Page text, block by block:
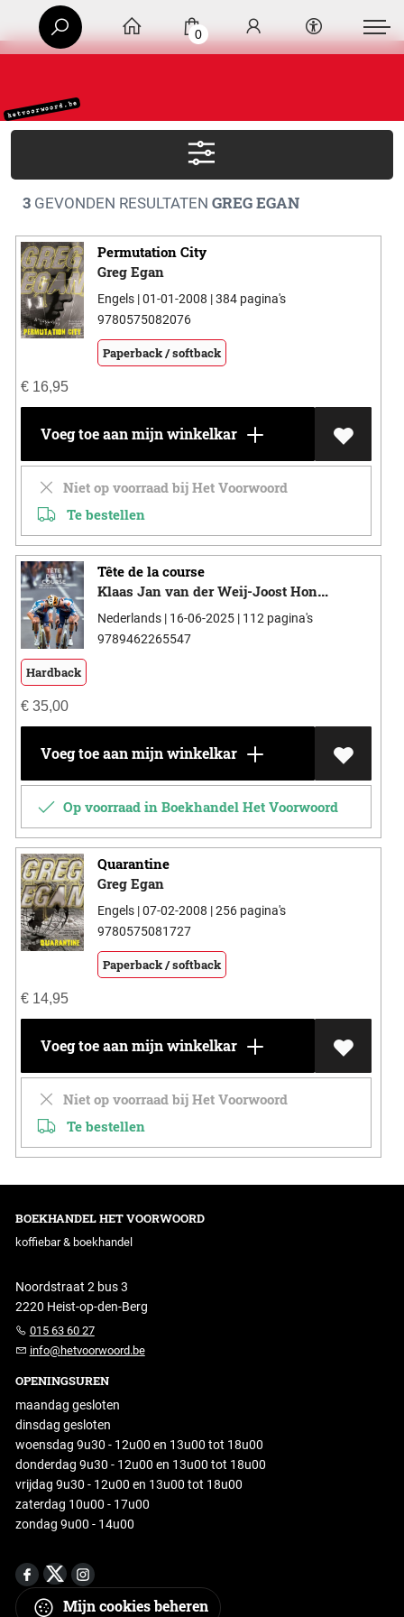
0
3GEVONDEN RESULTATEN GREG EGAN
Permutation City
Greg Egan
Engels | 01-01-2008 | 384 pagina's
9780575082076
Paperback / softback
€16,95
Voeg toe aan mijn winkelkar
Niet op voorraad bij Het Voorwoord
Te bestellen
Tête de la course
Klaas Jan van der Weij-Joost Hontelez-Bert Wagendorp
Nederlands | 16-06-2025 | 112 pagina's
9789462265547
Hardback
€35,00
Voeg toe aan mijn winkelkar
Op voorraad in Boekhandel Het Voorwoord
Quarantine
Greg Egan
Engels | 07-02-2008 | 256 pagina's
9780575081727
Paperback / softback
€14,95
Voeg toe aan mijn winkelkar
Niet op voorraad bij Het Voorwoord
Te bestellen
BOEKHANDEL HET VOORWOORD
koffiebar & boekhandel
Noordstraat 2 bus 3
2220 Heist-op-den-Berg
015 63 60 27
info@hetvoorwoord.be
OPENINGSUREN
maandag gesloten
dinsdag gesloten
woensdag 9u30 - 12u00 en 13u00 tot 18u00
donderdag 9u30 - 12u00 en 13u00 tot 18u00
vrijdag 9u30 - 12u00 en 13u00 tot 18u00
zaterdag 10u00 - 17u00
zondag 9u00 - 14u00
Mijn cookies beheren